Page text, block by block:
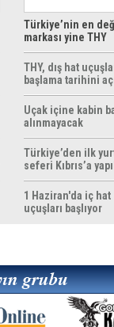
Türkiye’nin en
markası yine THY
THY, dış hat
başlama tarihini
Uçak içine kabin
alınmayacak
Türkiye’den ilk yurt
seferi Kıbrıs’a
1 Haziran'da iç hat
uçuşları başlıyor